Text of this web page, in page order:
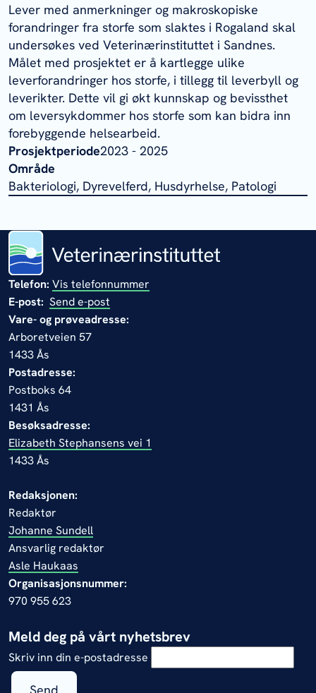
Lever med anmerkninger og makroskopiske
forandringer fra storfe som slaktes i Rogaland skal
undersøkes ved Veterinærinstituttet i Sandnes.
Målet med prosjektet er å kartlegge ulike
leverforandringer hos storfe, i tillegg til leverbyll og
leverikter. Dette vil gi økt kunnskap og bevissthet
om leversykdommer hos storfe som kan bidra inn
forebyggende helsearbeid.
Prosjektperiode2023 - 2025
Område
Bakteriologi, Dyrevelferd, Husdyrhelse, Patologi
Telefon: Vis telefonnummer
E-post: Send e-post
Vare- og prøveadresse:
Arboretveien 57
1433 Ås
Postadresse:
Postboks 64
1431 Ås
Besøksadresse:
Elizabeth Stephansens vei 1
1433 Ås
Redaksjonen:
Redaktør
Johanne Sundell
Ansvarlig redaktør
Asle Haukaas
Organisasjonsnummer:
970 955 623
Meld deg på vårt nyhetsbrev
Skriv inn din e-postadresse
Send